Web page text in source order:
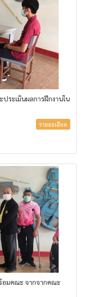
ระเมินผลการฝึกงานใน
รายละเอียด
อมคณะ จากจากคณะ